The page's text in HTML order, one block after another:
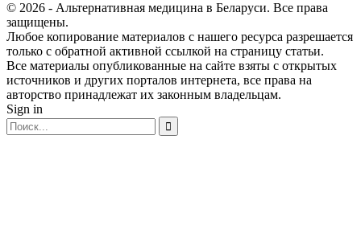
© 2026 - Альтернативная медицина в Беларуси. Все права
защищены.
Любое копирование материалов с нашего ресурса разрешается
только с обратной активной ссылкой на страницу статьи.
Все материалы опубликованные на сайте взяты с открытых
источников и других порталов интернета, все права на
авторство принадлежат их законным владельцам.
Sign in